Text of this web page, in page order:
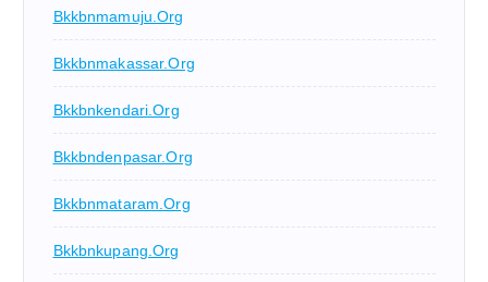
Bkkbnmamuju.org
Bkkbnmakassar.org
Bkkbnkendari.org
Bkkbndenpasar.org
Bkkbnmataram.org
Bkkbnkupang.org